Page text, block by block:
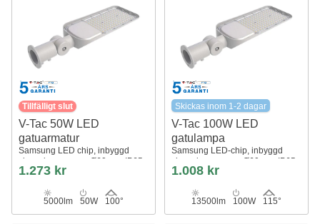
Tillfälligt slut
V-Tac 50W LED
gatuarmatur
Samsung LED chip, inbyggd
skymningssensor, Ø60mm, IP65,
100lm/w
1.273 kr
5000lm 50W 100°
Skickas inom 1-2 dagar
V-Tac 100W LED
gatulampa
Samsung LED-chip, inbyggd
skymningssensor, Ø60mm, IP65,
135lm/w
1.008 kr
13500lm 100W 115°